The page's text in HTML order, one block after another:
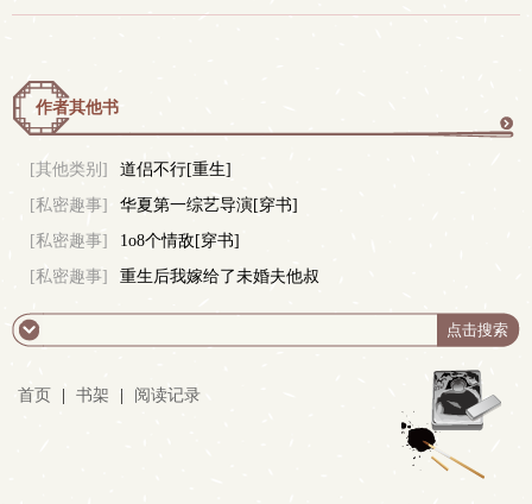
作者其他书
[其他类别]
道侣不行[重生]
[私密趣事]
华夏第一综艺导演[穿书]
[私密趣事]
1o8个情敌[穿书]
[私密趣事]
重生后我嫁给了未婚夫他叔
首页 书架 阅读记录